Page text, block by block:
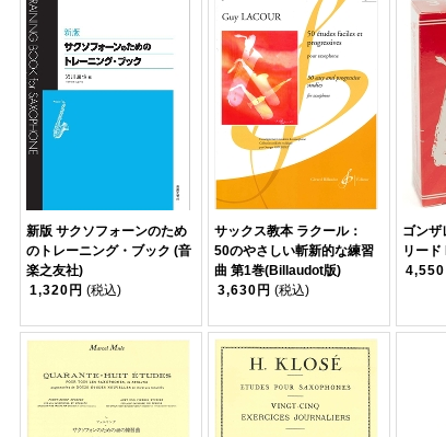
新版 サクソフォーンのため
のトレーニング・ブック (音
楽之友社)
1,320円 (税込)
サックス教本 ラクール：
50のやさしい斬新的な練習
曲 第1巻(Billaudot版)
3,630円 (税込)
ゴンザ
リード